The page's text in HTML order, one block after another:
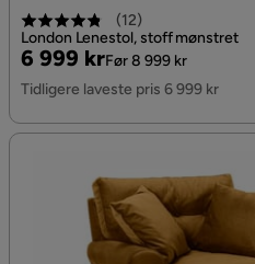
(12)
London Lenestol, stoff mønstret
Pris
6 999 kr
Original
Pris
Før 8 999 kr
Tidligere laveste pris 6 999 kr